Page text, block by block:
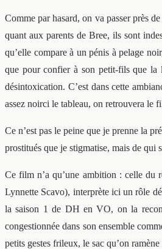
Comme par hasard, on va passer près
quant aux parents de Bree, ils sont
qu’elle compare à un pénis à pelage
que pour confier à son petit-fils que la
désintoxication. C’est dans cette
assez noirci le tableau, on retrouvera le
Ce n’est pas le peine que je prenne la
prostitués que je stigmatise, mais de
Ce film n’a qu’une ambition : celle du
Lynnette Scavo), interprète ici un rôle
la saison 1 de DH en VO, on la
congestionnée dans son ensemble
petits gestes frileux, le sac qu’on